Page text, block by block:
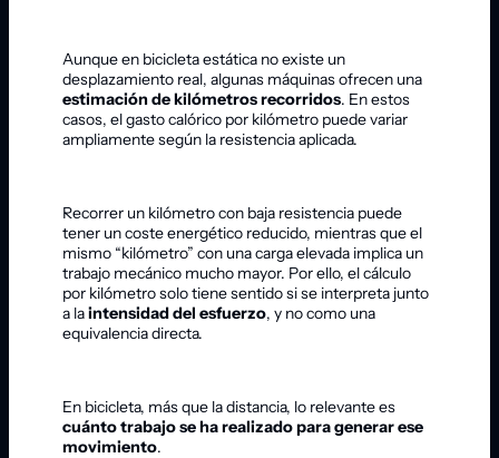
Aunque en bicicleta estática no existe un
desplazamiento real, algunas máquinas ofrecen una
estimación de kilómetros recorridos. En estos
casos, el gasto calórico por kilómetro puede variar
ampliamente según la resistencia aplicada.
Recorrer un kilómetro con baja resistencia puede
tener un coste energético reducido, mientras que el
mismo “kilómetro” con una carga elevada implica un
trabajo mecánico mucho mayor. Por ello, el cálculo
por kilómetro solo tiene sentido si se interpreta junto
a laintensidad del esfuerzo, y no como una
equivalencia directa.
En bicicleta, más que la distancia, lo relevante es
cuánto trabajo se ha realizado para generar ese
movimiento.